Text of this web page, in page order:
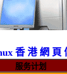
香 港 網 頁
服务计划